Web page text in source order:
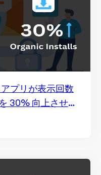
プリが表示回数
30% 向上させた